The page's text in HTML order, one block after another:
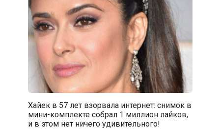
Хайек в 57 лет взорвала интернет: снимок в
мини-комплекте собрал 1 миллион лайков,
и в этом нет ничего удивительного!